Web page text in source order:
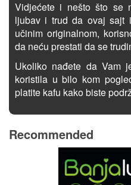
Vidjećete i nešto što se
ljubav i trud da ovaj sajt
učinim originalnom,
da neću prestati da se
Ukoliko nađete da Vam
koristila u bilo kom
platite kafu kako biste
Recommended